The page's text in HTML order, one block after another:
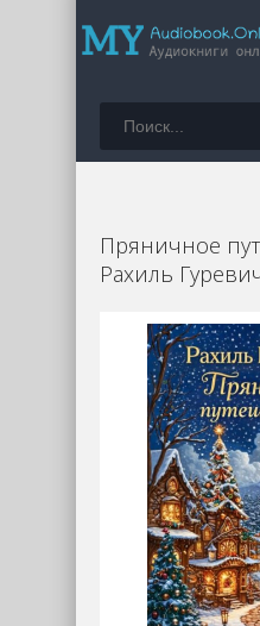
Пряничное
Рахиль